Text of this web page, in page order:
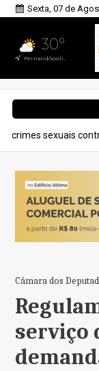
Sexta, 07 de
30°
Fernandópolis, SP
crianças na
Câmara dos
serviço